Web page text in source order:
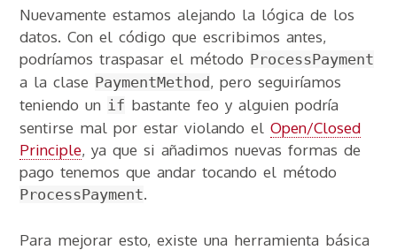
Nuevamente estamos alejando la lógica de los
datos. Con el código que escribimos antes,
podríamos traspasar el método ProcessPayment
a la clase PaymentMethod , pero seguiríamos
teniendo un if bastante feo y alguien podría
sentirse mal por estar violando elOpen/Closed
Principle, ya que si añadimos nuevas formas de
pago tenemos que andar tocando el método
ProcessPayment.
Para mejorar esto, existe una herramienta básica